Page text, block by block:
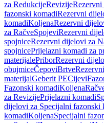
za RedukcijeRevizije
fazonski komadiRezervni
komadiKoljenaRezervni
za RačveSpojeviRezervni
spojniceRezervni dijelovi za
spojnicePrijelazni komadi za
materijalePriborRezervni
obujmiceČepoviBrtve
materijalGeberit PECijevi
Fazonski komadiKoljena
za RevizijePrijelazni komadi
dijelovi za Specijalni fazonski
komadiKoljenaSpecijalni